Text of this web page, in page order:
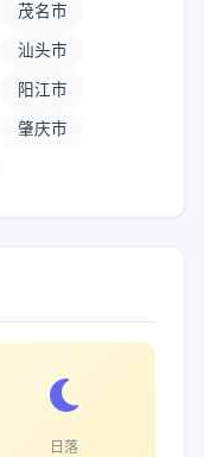
茂名市
汕头市
阳江市
肇庆市
日落